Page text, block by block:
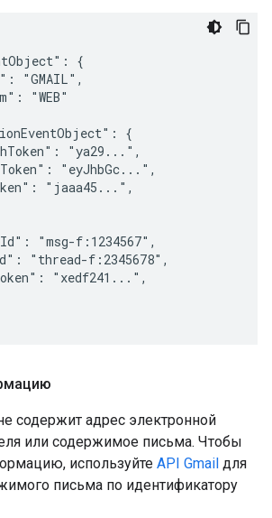
{
"GMAIL",
"WEB"
{
"ya29...",
"eyJhbGc...",
"jaaa45...",
"msg-f:1234567",
"thread-f:2345678",
"xedf241...",
содержит адрес электронной
или содержимое письма. Чтобы
используйте API Gmail для
письма по идентификатору